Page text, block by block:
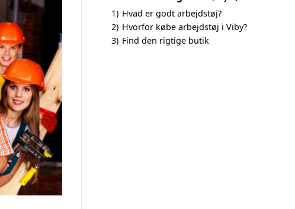
1) Hvad er godt arbejdstøj?
2) Hvorfor købe arbejdstøj i Viby?
3) Find den rigtige butik